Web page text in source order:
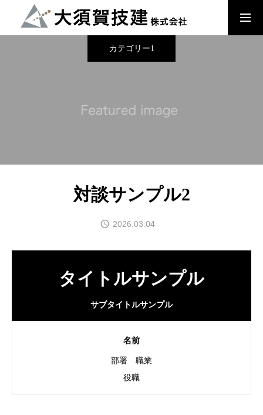
大須賀技建のこだわり
お知らせ・内見会情報
お問い合わせ
カテゴリー1
対談サンプル2
2026.03.04
タイトルサンプル
サブタイトルサンプル
名前
部署
職業
役職